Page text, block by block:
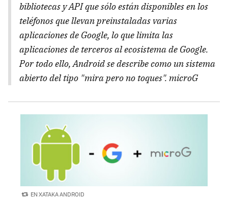
bibliotecas y API que sólo están disponibles en los
teléfonos que llevan preinstaladas varias
aplicaciones de Google, lo que limita las
aplicaciones de terceros al ecosistema de Google.
Por todo ello, Android se describe como un sistema
abierto del tipo "mira pero no toques". microG
EN XATAKA ANDROID